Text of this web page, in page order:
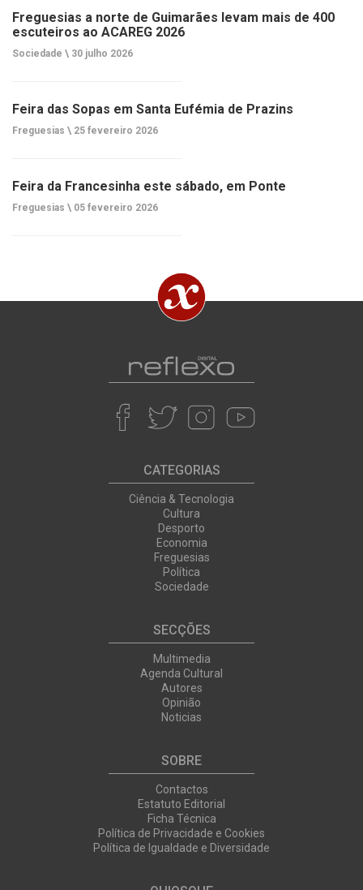
Freguesias a norte de Guimarães levam mais de 400
escuteiros ao ACAREG 2026
Sociedade \ 30 julho 2026
Feira das Sopas em Santa Eufémia de Prazins
Freguesias \ 25 fevereiro 2026
Feira da Francesinha este sábado, em Ponte
Freguesias \ 05 fevereiro 2026
CATEGORIAS
Ciência & Tecnologia
Cultura
Desporto
Economia
Freguesias
Política
Sociedade
SECÇÕES
Multimedia
Agenda Cultural
Autores
Opinião
Noticias
SOBRE
Contactos
Estatuto Editorial
Ficha Técnica
Política de Privacidade e Cookies
Política de Igualdade e Diversidade